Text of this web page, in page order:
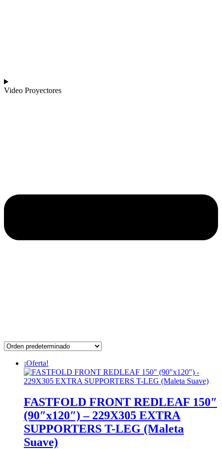
Video Proyectores
¡Oferta!
FASTFOLD FRONT REDLEAF 150″
(90″x120″) – 229X305 EXTRA
SUPPORTERS T-LEG (Maleta
Suave)